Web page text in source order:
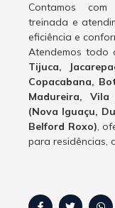
Contamos com
treinada e
eficiência e
Atendemos todo
Tijuca,
Copacabana,
Madureira, Vila
(Nova Iguaçu,
Belford Roxo),
para residências,